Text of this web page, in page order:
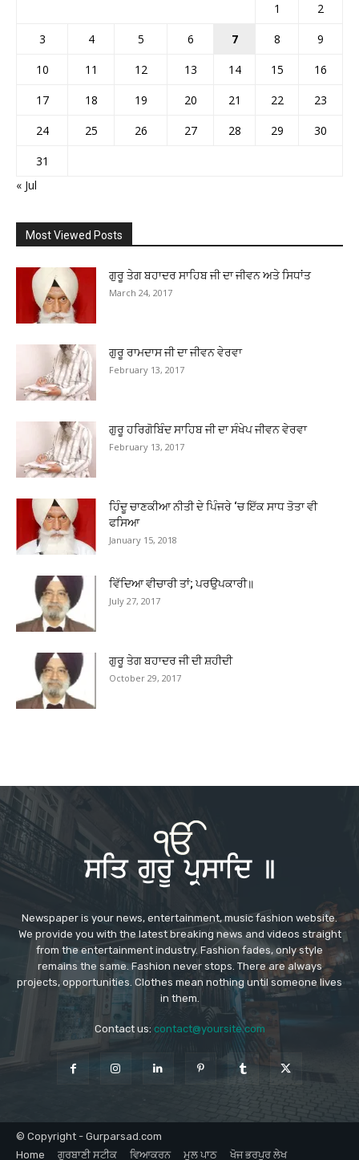
1
2
3
4 5 6 7 8
9
10
11 12 13 14 15
16
17
18 19 20 21 22
23
24
25 26 27 28 29
30
31
« Jul
Most Viewed Posts
ਗੁਰੂ ਤੇਗ ਬਹਾਦਰ ਸਾਹਿਬ ਜੀ ਦਾ ਜੀਵਨ ਅਤੇ ਸਿਧਾਂਤ
March 24, 2017
ਗੁਰੂ ਰਾਮਦਾਸ ਜੀ ਦਾ ਜੀਵਨ ਵੇਰਵਾ
February 13, 2017
ਗੁਰੂ ਹਰਿਗੋਬਿੰਦ ਸਾਹਿਬ ਜੀ ਦਾ ਸੰਖੇਪ ਜੀਵਨ ਵੇਰਵਾ
February 13, 2017
ਹਿੰਦੂ ਚਾਣਕੀਆ ਨੀਤੀ ਦੇ ਪਿੰਜਰੇ ‘ਚ ਇੱਕ ਸਾਧ ਤੋਤਾ ਵੀ
ਫਸਿਆ
January 15, 2018
ਵਿੱਦਿਆ ਵੀਚਾਰੀ ਤਾਂ; ਪਰਉਪਕਾਰੀ॥
July 27, 2017
ਗੁਰੂ ਤੇਗ ਬਹਾਦਰ ਜੀ ਦੀ ਸ਼ਹੀਦੀ
October 29, 2017
Newspaper is your news, entertainment, music fashion website.
We provide you with the latest breaking news and videos straight
from the entertainment industry. Fashion fades, only style
remains the same. Fashion never stops. There are always
projects, opportunities. Clothes mean nothing until someone lives
in them.
Contact us: contact@yoursite.com
© Copyright - Gurparsad.com
Home
ਗੁਰਬਾਣੀ ਸਟੀਕ ਵਿਆਕਰਨ ਮੂਲ ਪਾਠ ਖੋਜ ਭਰਪੂਰ ਲੇਖ